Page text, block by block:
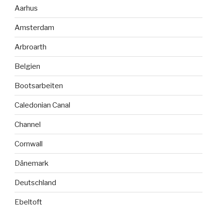
Aarhus
Amsterdam
Arbroarth
Belgien
Bootsarbeiten
Caledonian Canal
Channel
Cornwall
Dänemark
Deutschland
Ebeltoft